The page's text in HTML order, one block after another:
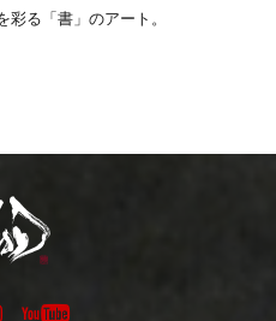
る「書」のアート。